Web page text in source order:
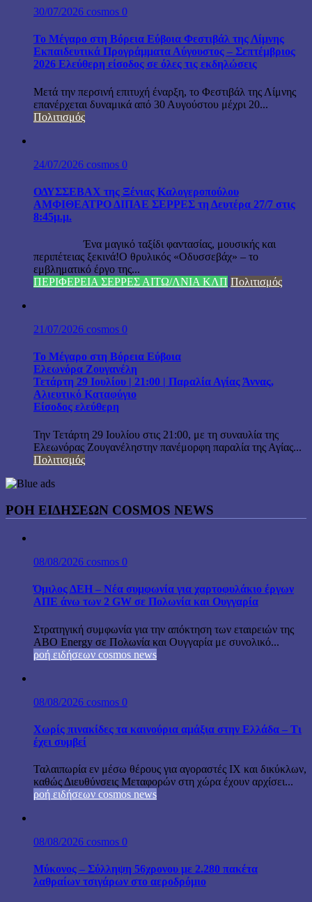
30/07/2026 cosmos 0
Το Μέγαρο στη Βόρεια Εύβοια Φεστιβάλ της Λίμνης
Εκπαιδευτικά Προγράμματα Αύγουστος – Σεπτέμβριος
2026 Ελεύθερη είσοδος σε όλες τις εκδηλώσεις
Μετά την περσινή επιτυχή έναρξη, το Φεστιβάλ της Λίμνης
επανέρχεται δυναμικά από 30 Αυγούστου μέχρι 20...
Πολιτισμός
24/07/2026 cosmos 0
ΟΔΥΣΣΕΒΑΧ της Ξένιας Καλογεροπούλου
ΑΜΦΙΘΕΑΤΡΟ ΔΙΠΑΕ ΣΕΡΡΕΣ τη Δευτέρα 27/7 στις
8:45μ.μ.
Ένα μαγικό ταξίδι φαντασίας, μουσικής και
περιπέτειας ξεκινά!Ο θρυλικός «Οδυσσεβάχ» – το
εμβληματικό έργο της...
ΠΕΡΙΦΕΡΕΙΑ ΣΕΡΡΕΣ ΑΙΤΩ/ΛΝΙΑ ΚΛΠ Πολιτισμός
21/07/2026 cosmos 0
Το Μέγαρο στη Βόρεια Εύβοια
Ελεωνόρα Ζουγανέλη
Τετάρτη 29 Ιουλίου | 21:00 | Παραλία Αγίας Άννας,
Αλιευτικό Καταφύγιο
Είσοδος ελεύθερη
Την Τετάρτη 29 Ιουλίου στις 21:00, με τη συναυλία της
Ελεωνόρας Ζουγανέληστην πανέμορφη παραλία της Αγίας...
Πολιτισμός
ΡΟΗ ΕΙΔΗΣΕΩΝ COSMOS NEWS
08/08/2026 cosmos 0
Όμιλος ΔΕΗ – Νέα συμφωνία για χαρτοφυλάκιο έργων
ΑΠΕ άνω των 2 GW σε Πολωνία και Ουγγαρία
Στρατηγική συμφωνία για την απόκτηση των εταιρειών της
ABO Energy σε Πολωνία και Ουγγαρία με συνολικό...
ροή ειδήσεων cosmos news
08/08/2026 cosmos 0
Χωρίς πινακίδες τα καινούρια αμάξια στην Ελλάδα – Τι
έχει συμβεί
Ταλαιπωρία εν μέσω θέρους για αγοραστές ΙΧ και δικύκλων,
καθώς Διευθύνσεις Μεταφορών στη χώρα έχουν αρχίσει...
ροή ειδήσεων cosmos news
08/08/2026 cosmos 0
Μύκονος – Σύλληψη 56χρονου με 2.280 πακέτα
λαθραίων τσιγάρων στο αεροδρόμιο